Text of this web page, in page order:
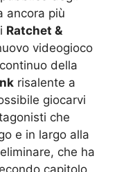
ancora più
Ratchet &
videogioco
della
risalente a
giocarvi
che
e in largo alla
che ha